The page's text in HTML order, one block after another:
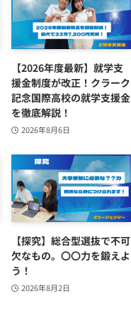
【2026年度最新】就学支
援金制度が改正！クラーク
記念国際高校の就学支援金
を徹底解説！
2026年8月6日
【探究】総合型選抜で不可
欠なもの。〇〇力を鍛えよ
う！
2026年8月2日